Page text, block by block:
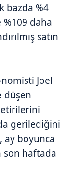
bazda %4
daha
satın
Joel
düşen
gerilediğini
ay boyunca
son haftada